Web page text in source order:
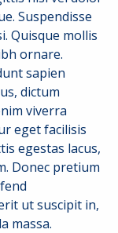
Suspendisse
Quisque mollis
ornare.
sapien
dictum
viverra
eget facilisis
egestas lacus,
Donec pretium
ut suscipit in,
massa.